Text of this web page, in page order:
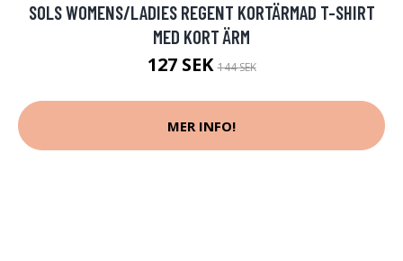
SOLS WOMENS/LADIES REGENT KORTÄRMAD T-SHIRT
MED KORT ÄRM
127 SEK144 SEK
MER INFO!